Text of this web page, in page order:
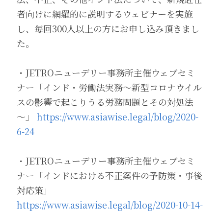
者向けに網羅的に説明するウェビナーを実施
し、毎回300人以上の方にお申し込み頂きまし
た。
・JETROニューデリー事務所主催ウェブセミ
ナー「インド・労働法実務～新型コロナウイル
スの影響で起こりうる労務問題とその対処法
～」 https://www.asiawise.legal/blog/2020-
6-24
・JETROニューデリー事務所主催ウェブセミ
ナー「インドにおける不正案件の予防策・事後
対応策」
https://www.asiawise.legal/blog/2020-10-14-